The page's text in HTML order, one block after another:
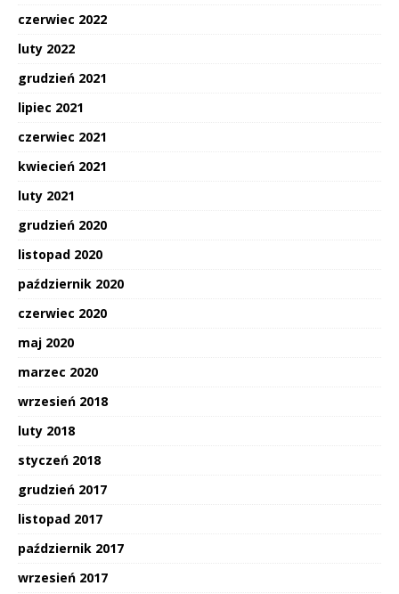
czerwiec 2022
luty 2022
grudzień 2021
lipiec 2021
czerwiec 2021
kwiecień 2021
luty 2021
grudzień 2020
listopad 2020
październik 2020
czerwiec 2020
maj 2020
marzec 2020
wrzesień 2018
luty 2018
styczeń 2018
grudzień 2017
listopad 2017
październik 2017
wrzesień 2017